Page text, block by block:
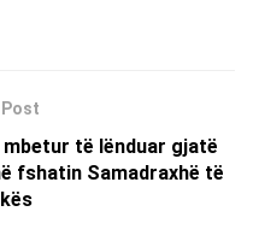
të lënduar gjatë
fshatin Samadraxhë të